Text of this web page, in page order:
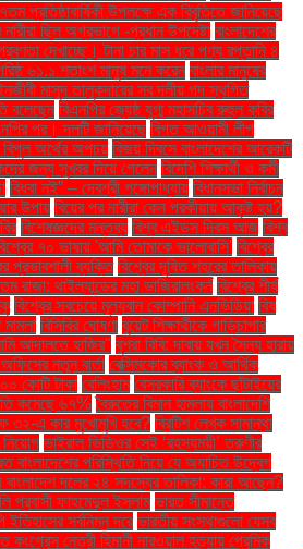
প্রতিষ্ঠাবার্ষিকী উপলক্ষে এক বিবৃতিতে জানিয়েছে
ছিল অগ্রভাগে -প্রধান উপদেষ্টা বাংলাদেশের
দেখাচ্ছে। টানা চার মাস ধরে পণ্য রপ্তানি ৪
৬১.১ শতাংশ মানুষ মনে করেন বাংলার মানুষের
মাসুদ তালুকদারের সব দলীয় পদ স্থগিত
বলেছেন বিএনপির জ্যেষ্ঠ যুগ্ম মহাসচিব রুহুল কবির
পর। দলটি জানিয়েছে বিগত আওয়ামী লীগ
অর্থের অপচয় বিজয় দিবসে বাংলাদেশের আরেকটি
জন্য সুখবর দিয়ে গেলেন বিদেশি শিক্ষার্থী ও কর্মী
বিধবা নই” – দেবশ্রী গঙ্গোপাধ্যায় বিধানসভা নির্বাচন
উপায় বিয়ের পর নারীরা কেন পরকীয়ায় আকৃষ্ট হয়?
বিশেষজ্ঞদের মন্তব্য বিশ্ব এইডস দিবস আজ বিশ্ব
৭০ ভাষায় 'আমি তোমাকে ভালোবাসি' বিশ্বের
প্রভাবশালী ব্যক্তি বিশ্বের দূষিত শহরের তালিকায়
রাজা: থাইল্যান্ডের মহা ভাজিরালংকর্ন বিশ্বের শীর্ষ
বিশ্বের সবচেয়ে মূল্যবান কোম্পানি এনভিডিয়া বিষ
মামলা বিসিবির ঘোষণা বুয়েট শিক্ষার্থীকে গাড়িচাপার
আদালতে হাজির" বুশরা বিবি: দাবায় যখন সৈন্য হারায়
নতুন বার্তা বেক্সিমকোর ব্যাংক ও আর্থিক
কোটি টাকা বেলিংহাম বেসরকারি ব্যাংকে ছাঁটাইয়ের
কমেছে ৬৭% বৈরুতের বিমান হামলায় বাংলাদেশি
৩২-এ কার মুখোমুখি হবে? ব্রিটিশ লেখক সামান্থা
নিয়োগ ভাইরাল ভিডিওর সেই ‘রহস্যময়ী’ তরুণীর
বাংলাদেশের পরিস্থিতি নিয়ে যে অযাচিত উদ্বেগ
দলের ২৪ সদস্যের তালিকা: কারা আছেন?
প্রবাসী ফাহমেদুল ইসলাম ভারত সীমান্তে
ইতিহাসের সর্বনিম্ন দরে ভারতীয় সংস্থাগুলো যেসব
কংগ্রেস নেত্রী হিমানী নারওয়াল হত্যায় প্রেমিক